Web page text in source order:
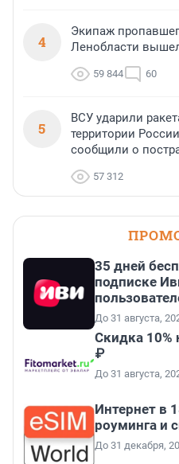
4
Экипаж
Ленобласти
59 844 60
5
ВСУ ударили
территории
сообщили о
57 312
35 дней
подписке
До 31 августа,
Скидка 10%
₽
До 31 августа,
Интернет в
роуминга и
До 31 декабря,